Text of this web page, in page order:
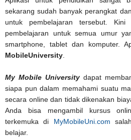
sekarang sudah banyak perangkat
untuk pembelajaran tersebut.
pembelajaran untuk semua umur
smartphone, tablet dan komputer.
MobileUniversity
My Mobile University dapat
siapa pun dalam memahami suatu
secara online dan tidak dikenakan
Anda bisa mengambil kursus
terkemuka di MyMobileUni.com
belajar.